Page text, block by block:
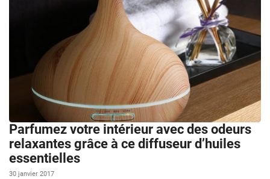
Parfumez votre intérieur avec des odeurs
relaxantes grâce à ce diffuseur d’huiles
essentielles
30 janvier 2017